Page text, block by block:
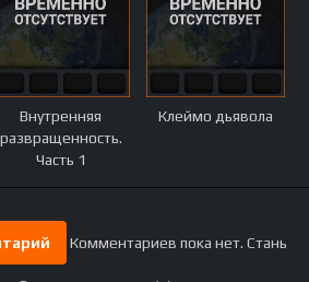
Внутренняя
развращенность.
Часть 1
Клеймо дьявола
Комментариев пока нет. Стань